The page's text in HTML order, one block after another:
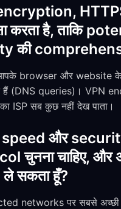
करता है, ताकि
की
browser और website के
(DNS queries)। VPN
ISP सब कुछ नहीं देख पाता।
speed और
चुनना चाहिए,
सकता हूँ?
networks पर सबसे